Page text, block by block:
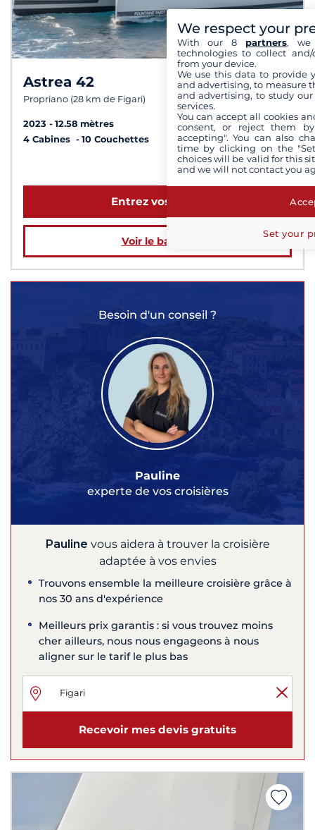
Astrea 42
Propriano (28 km de Figari)
8,7 / 10
2023
12.58 mètres
4 Cabines
10 Couchettes
à partir de 4 459 €
Entrez vos dates
Voir le bateau
Besoin d'un conseil ?
Pauline
experte de vos croisières
Pauline vous aidera à trouver la croisière
adaptée à vos envies
Trouvons ensemble la meilleure croisière grâce à
nos 30 ans d'expérience
Meilleurs prix garantis : si vous trouvez moins
cher ailleurs, nous nous engageons à nous
aligner sur le tarif le plus bas
Recevoir mes devis gratuits
We respect your
With our 8 partners, we
technologies to collect
from your device.
We use this data to provide
and advertising, to measure
and advertising, to study
services.
You can accept all cookies
consent, or reject them
accepting". You can also
time by clicking on the
choices will be valid for this
and we will not contact you
Set your